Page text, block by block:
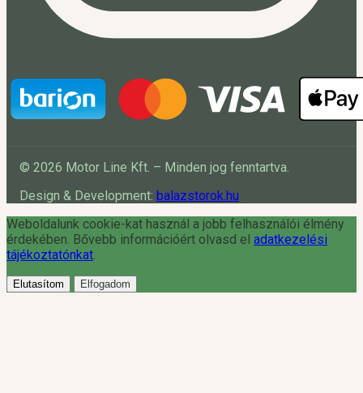
© 2026 Motor Line Kft. – Minden jog fenntartva.
Design & Development: balazstorok.hu
Weboldalunk cookie-kat használ a jobb felhasználói élmény
érdekében. Bővebb információért olvasd el adatkezelési
tájékoztatónkat
Elutasítom Elfogadom